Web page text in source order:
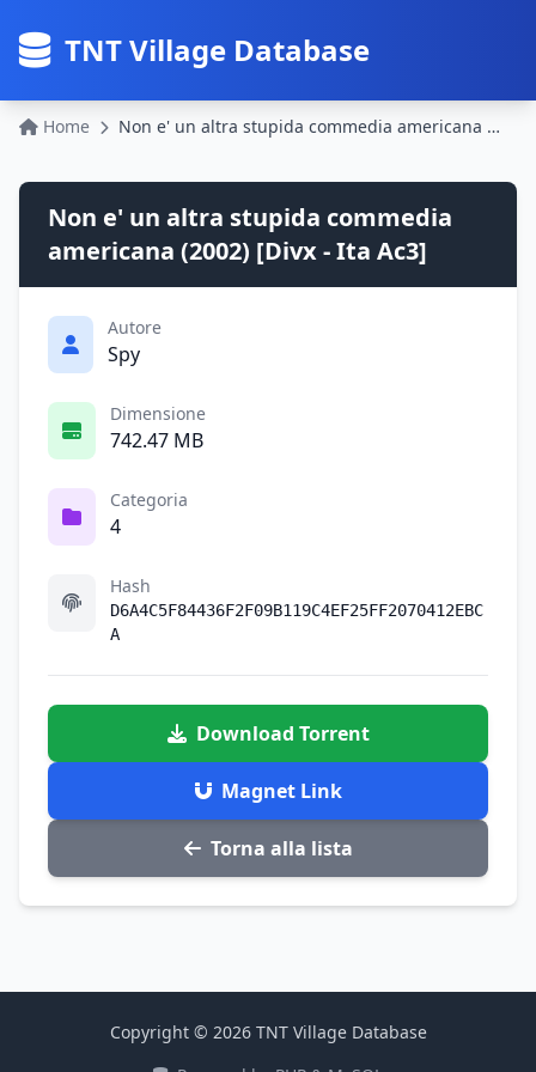
TNT Village Database
Home Non e' un altra stupida commedia americana (2002) [Divx - Ita Ac3]
Non e' un altra stupida commedia
americana (2002) [Divx - Ita Ac3]
Autore
Spy
Dimensione
742.47 MB
Categoria
4
Hash
D6A4C5F84436F2F09B119C4EF25FF2070412EBC
A
Download Torrent
Magnet Link
Torna alla lista
Copyright © 2026 TNT Village Database